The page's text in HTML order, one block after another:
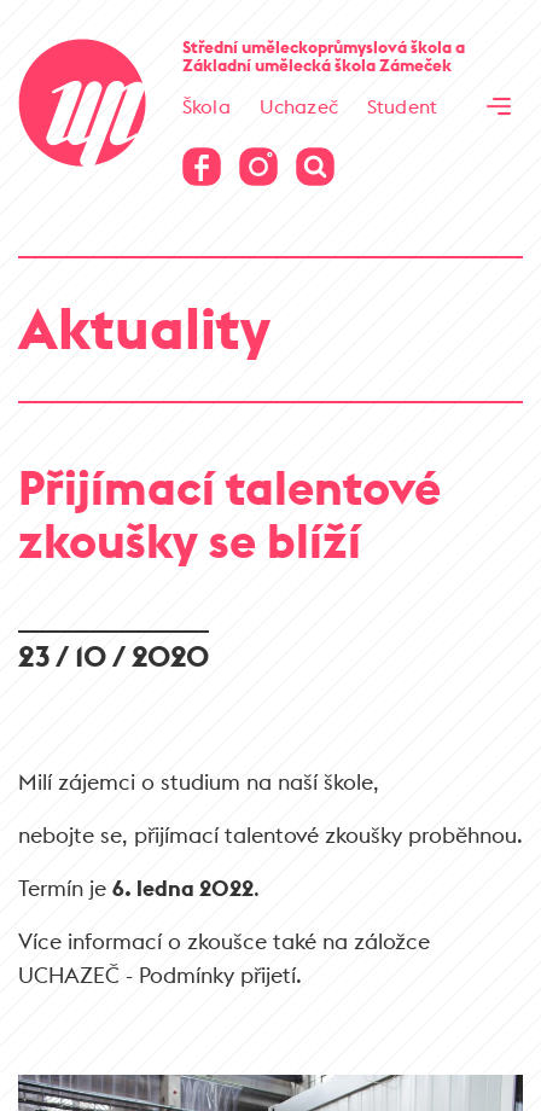
Střední uměleckoprůmyslová školaa
Základní umělecká školaZámeček
Škola Uchazeč
Student
Virtuální prohlídka
Virtuální prohlídka
Aktuality
Přijímací talentové
zkoušky se blíží
23 / 10 / 2020
Milí zájemci o studium na naší škole,
nebojte se, přijímací talentové zkoušky proběhnou.
Termín je 6. ledna 2022.
Více informací o zkoušce také na záložce
UCHAZEČ - Podmínky přijetí.